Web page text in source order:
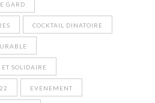
GARD
COCKTAIL DINATOIRE
SOLIDAIRE
EVENEMENT